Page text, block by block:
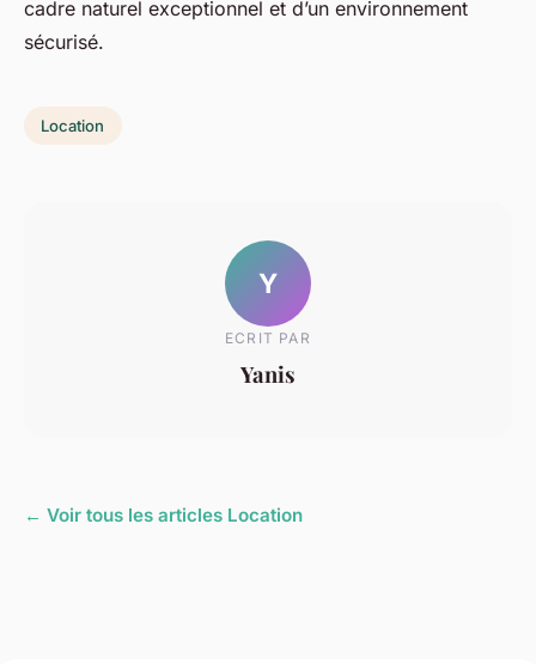
cadre naturel exceptionnel et d’un environnement
sécurisé.
Location
Y
ECRIT PAR
Yanis
← Voir tous les articles Location